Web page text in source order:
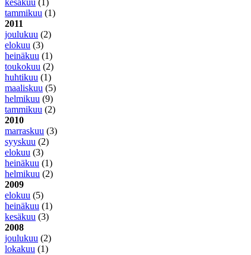
kesäkuu (1)
tammikuu (1)
2011
joulukuu (2)
elokuu (3)
heinäkuu (1)
toukokuu (2)
huhtikuu (1)
maaliskuu (5)
helmikuu (9)
tammikuu (2)
2010
marraskuu (3)
syyskuu (2)
elokuu (3)
heinäkuu (1)
helmikuu (2)
2009
elokuu (5)
heinäkuu (1)
kesäkuu (3)
2008
joulukuu (2)
lokakuu (1)